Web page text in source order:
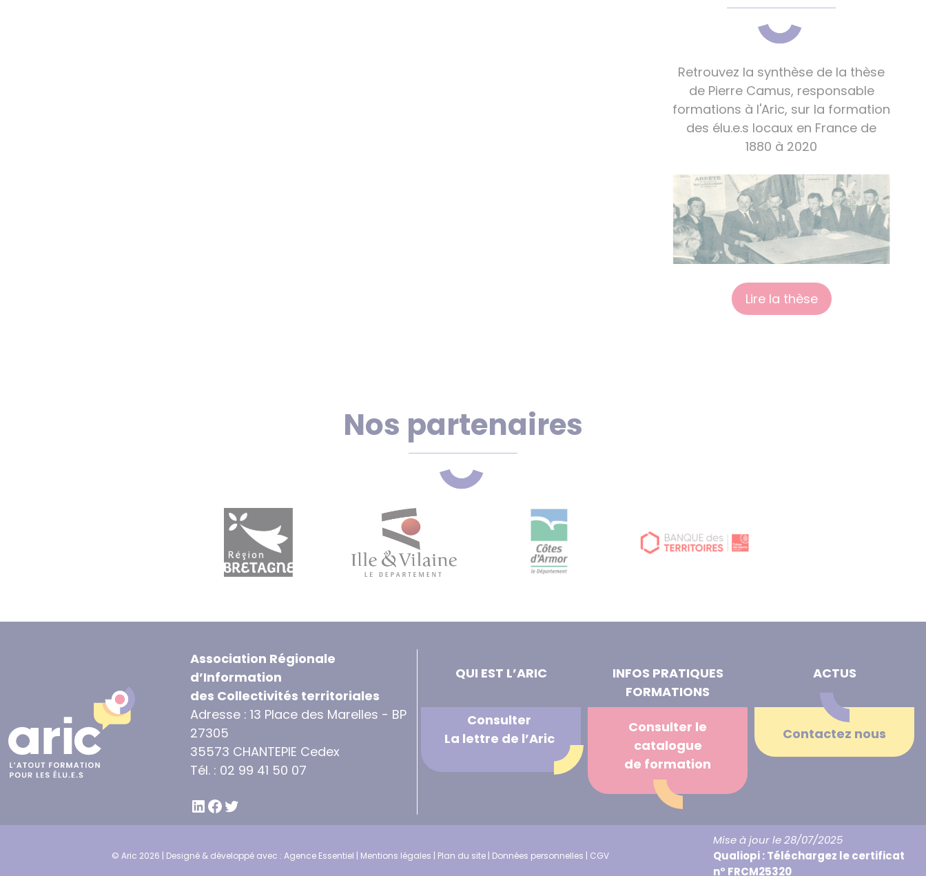
Retrouvez la synthèse de la thèse
de Pierre Camus, responsable
formations à l'Aric, sur la formation
des élu.e.s locaux en France de
1880 à 2020
Lire la thèse
Nos partenaires
Association Régionale
d’Information
des Collectivités territoriales
Adresse : 13 Place des Marelles - BP
27305
35573 CHANTEPIE Cedex
Tél. : 02 99 41 50 07
LINKEDIN
FACEBOOK
TWITTER
QUI EST L’ARIC
INFOS PRATIQUES
FORMATIONS
ACTUS
Consulter
La lettre de l’Aric
Consulter le
catalogue
de formation
Contactez nous
© Aric 2026 | Designé & développé avec : Agence Essentiel | Mentions légales | Plan du site| Données personnelles | CGV
Mise à jour le 28/07/2025
Qualiopi : Téléchargez le certificat
n° FRCM25320